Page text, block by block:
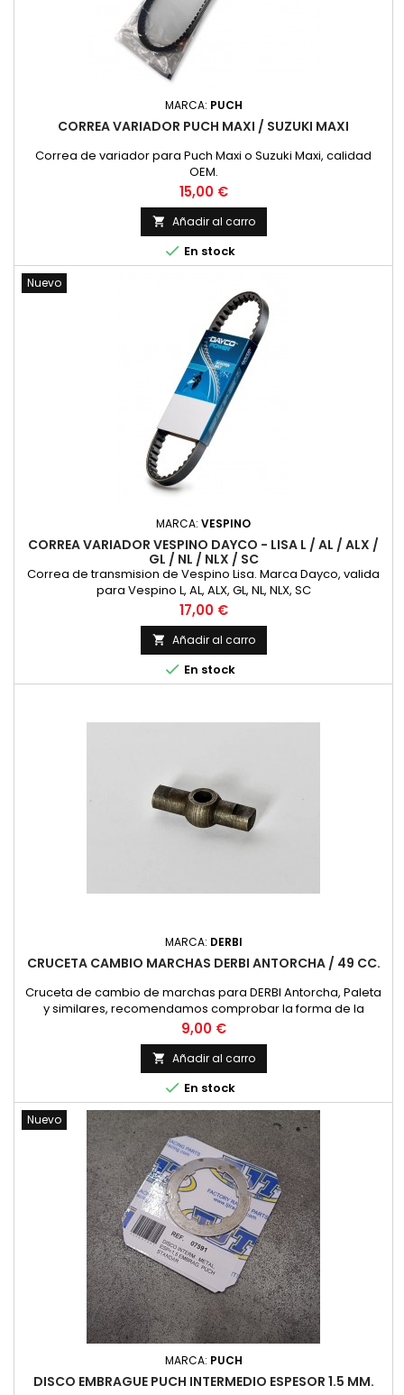
MARCA: PUCH
CORREA VARIADOR PUCH MAXI / SUZUKI MAXI
Correa de variador para Puch Maxi o Suzuki Maxi, calidad
OEM.
Precio
15,00 €
 Añadir al carro
 En stock
Nuevo
MARCA: VESPINO
CORREA VARIADOR VESPINO DAYCO - LISA L / AL / ALX /
GL / NL / NLX / SC
Correa de transmision de Vespino Lisa. Marca Dayco, valida
para Vespino L, AL, ALX, GL, NL, NLX, SC
Precio
17,00 €
 Añadir al carro
 En stock
MARCA: DERBI
CRUCETA CAMBIO MARCHAS DERBI ANTORCHA / 49 CC.
Cruceta de cambio de marchas para DERBI Antorcha, Paleta
y similares, recomendamos comprobar la forma de la
cruceta con la foto para evitar errores.
Precio
9,00 €
 Añadir al carro
 En stock
Nuevo
MARCA: PUCH
DISCO EMBRAGUE PUCH INTERMEDIO ESPESOR 1.5 MM.